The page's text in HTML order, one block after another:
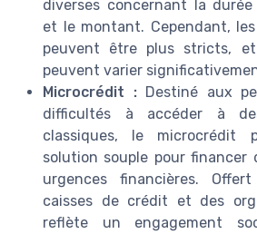
diverses concernant la
et le montant. Cependant,
peuvent être plus stricts,
peuvent varier
Microcrédit :Destiné aux
difficultés à accéder à
classiques, le microcrédit
solution souple pour financer
urgences financières.
caisses de crédit et des
reflète un engagement